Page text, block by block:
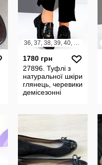
36, 37, 38, 39, 40, 41
1780 грн
27896. Туфлі з
натуральної шкіри
глянець, черевики
демісезонні